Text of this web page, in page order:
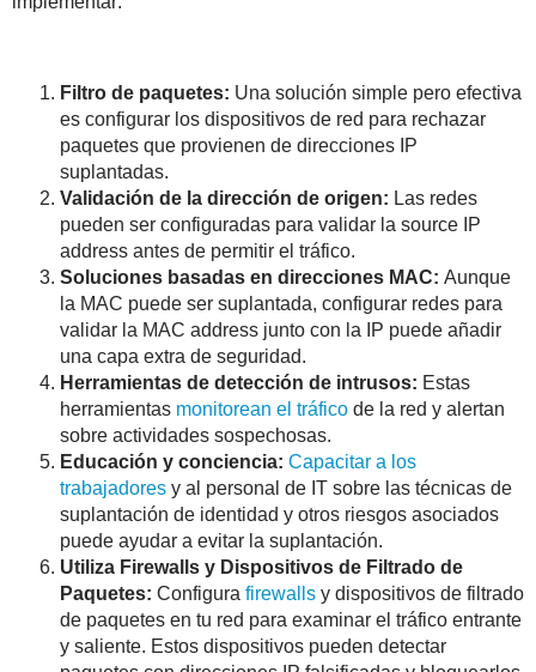
Filtro de paquetes: Una solución simple pero efectiva
es configurar los dispositivos de red para rechazar
paquetes que provienen de direcciones IP
suplantadas.
Validación de la dirección de origen: Las redes
pueden ser configuradas para validar la source IP
address antes de permitir el tráfico.
Soluciones basadas en direcciones MAC: Aunque
la MAC puede ser suplantada, configurar redes para
validar la MAC address junto con la IP puede añadir
una capa extra de seguridad.
Herramientas de detección de intrusos: Estas
herramientas monitorean el tráfico de la red y alertan
sobre actividades sospechosas.
Educación y conciencia: Capacitar a los
trabajadores y al personal de IT sobre las técnicas de
suplantación de identidad y otros riesgos asociados
puede ayudar a evitar la suplantación.
Utiliza Firewalls y Dispositivos de Filtrado de
Paquetes: Configura firewalls y dispositivos de filtrado
de paquetes en tu red para examinar el tráfico entrante
y saliente. Estos dispositivos pueden detectar